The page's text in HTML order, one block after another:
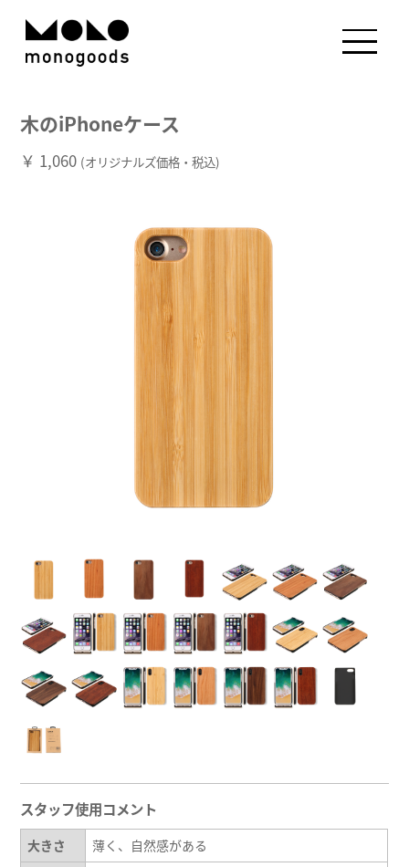
木のiPhoneケース
￥ 1,060 (オリジナルズ価格・税込)
スタッフ使用コメント
大きさ 薄く、自然感がある